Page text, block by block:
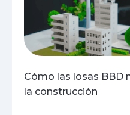
Cómo las losas BBD
la construcción